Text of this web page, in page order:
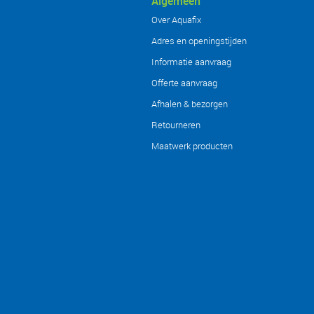
Over Aquafix
Adres en openingstijden
Informatie aanvraag
Offerte aanvraag
Afhalen & bezorgen
Retourneren
Maatwerk producten